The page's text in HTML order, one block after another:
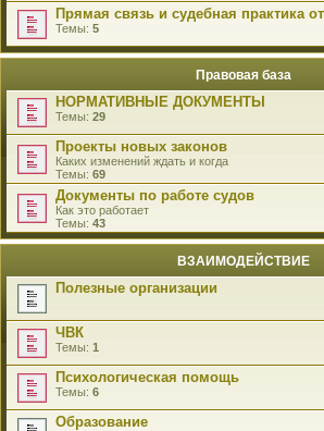
Прямая связь и судебная практика
Темы: 5
Правовая база
НОРМАТИВНЫЕ ДОКУМЕНТЫ
Темы: 29
Проекты новых законов
Каких изменений ждать и когда
Темы: 69
Документы по работе судов
Как это работает
Темы: 43
ВЗАИМОДЕЙСТВИЕ
Полезные организации
ЧВК
Темы: 1
Психологическая помощь
Темы: 6
Образование